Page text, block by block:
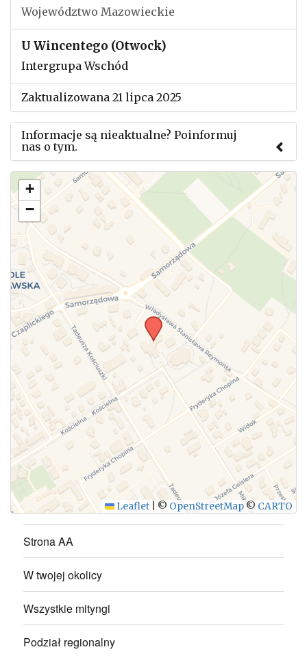
Województwo Mazowieckie
U Wincentego (Otwock)
Intergrupa Wschód
Zaktualizowana 21 lipca 2025
Informacje są nieaktualne? Poinformuj
nas o tym.
Użyj tego formularza aby przesłać informację o
zmianach w powyższym mityngu.
WYŚLIJ
+
−
Leaflet © OpenStreetMap © CARTO
Strona AA
W twojej okolicy
Wszystkie mityngi
Podział regionalny